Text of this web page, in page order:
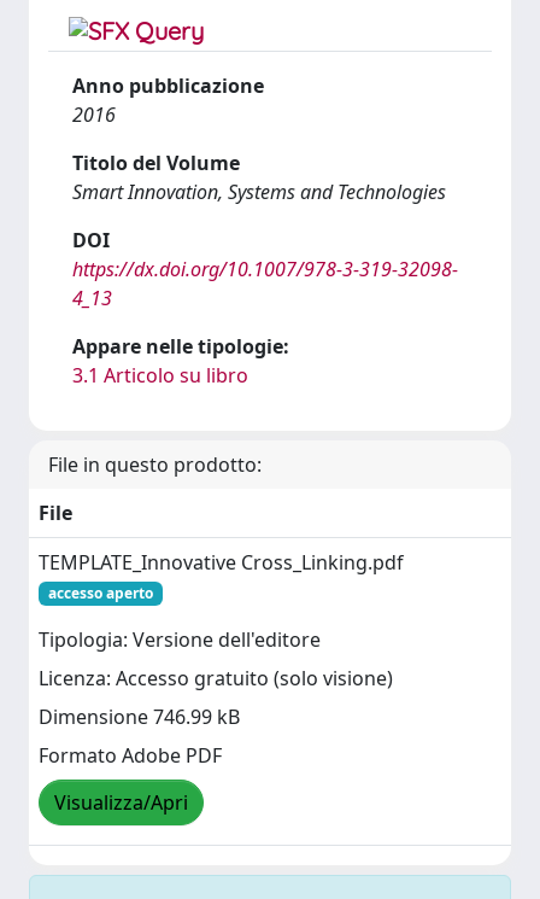
Anno pubblicazione
2016
Titolo del Volume
Smart Innovation, Systems and Technologies
DOI
https://dx.doi.org/10.1007/978-3-319-32098-
4_13
Appare nelle tipologie:
3.1 Articolo su libro
File in questo prodotto:
File
TEMPLATE_Innovative Cross_Linking.pdf
accesso aperto
Tipologia: Versione dell'editore
Licenza: Accesso gratuito (solo visione)
Dimensione 746.99 kB
Formato Adobe PDF
Visualizza/Apri